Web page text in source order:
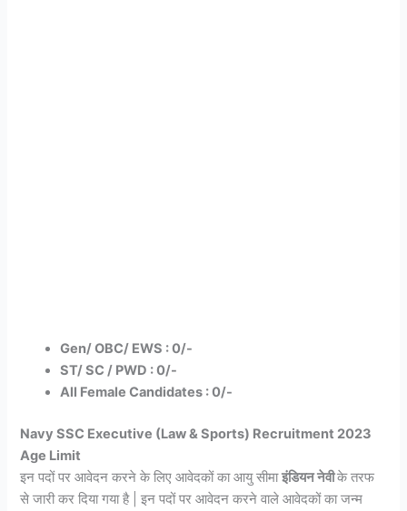
Gen/ OBC/ EWS : 0/-
ST/ SC / PWD : 0/-
All Female Candidates : 0/-
Navy SSC Executive (Law & Sports) Recruitment 2023
Age Limit
इन पदों पर आवेदन करने के लिए आवेदकों का आयु सीमाइंडियन नेवीके तरफ
से जारी कर दिया गया है | इन पदों पर आवेदन करने वाले आवेदकों का जन्म